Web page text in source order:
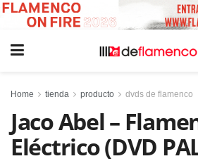
Home tienda producto dvds de flamenco
Jaco Abel –
Eléctrico (DVD